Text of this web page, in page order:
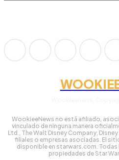
WookieeNews no está afiliado,
vinculado de ninguna manera
Ltd., The Walt Disney Company,
filiales o empresas asociadas. El
disponible en starwars.com.
propiedades de Star